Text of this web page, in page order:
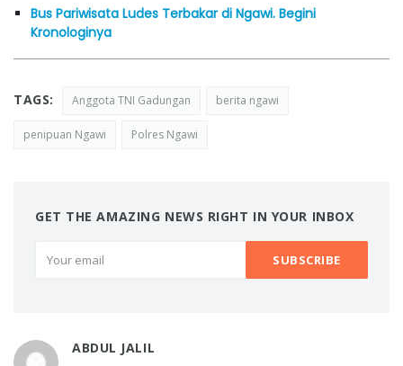
Bus Pariwisata Ludes Terbakar di Ngawi. Begini
Kronologinya
TAGS: Anggota TNI Gadungan berita ngawi
penipuan Ngawi Polres Ngawi
GET THE AMAZING NEWS RIGHT IN YOUR INBOX
ABDUL JALIL